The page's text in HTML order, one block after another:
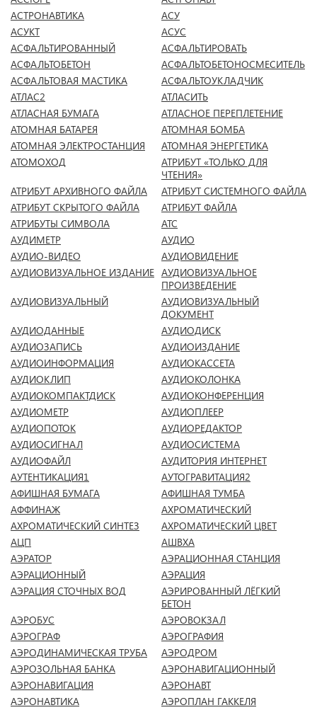
АСТРОНАВТИКА
АСУ
АСУКТ
АСУС
АСФАЛЬТИРОВАННЫЙ
АСФАЛЬТИРОВАТЬ
АСФАЛЬТОБЕТОН
АСФАЛЬТОБЕТОНОСМЕСИТЕЛЬ
АСФАЛЬТОВАЯ МАСТИКА
АСФАЛЬТОУКЛАДЧИК
АТЛАС2
АТЛАСИТЬ
АТЛАСНАЯ БУМАГА
АТЛАСНОЕ ПЕРЕПЛЕТЕНИЕ
АТОМНАЯ БАТАРЕЯ
АТОМНАЯ БОМБА
АТОМНАЯ ЭЛЕКТРОСТАНЦИЯ
АТОМНАЯ ЭНЕРГЕТИКА
АТОМОХОД
АТРИБУТ «ТОЛЬКО ДЛЯ
ЧТЕНИЯ»
АТРИБУТ АРХИВНОГО ФАЙЛА
АТРИБУТ СИСТЕМНОГО ФАЙЛА
АТРИБУТ СКРЫТОГО ФАЙЛА
АТРИБУТ ФАЙЛА
АТРИБУТЫ СИМВОЛА
АТС
АУДИМЕТР
АУДИО
АУДИО-ВИДЕО
АУДИОВИДЕНИЕ
АУДИОВИЗУАЛЬНОЕ ИЗДАНИЕ АУДИОВИЗУАЛЬНОЕ
ПРОИЗВЕДЕНИЕ
АУДИОВИЗУАЛЬНЫЙ
АУДИОВИЗУАЛЬНЫЙ
ДОКУМЕНТ
АУДИОДАННЫЕ
АУДИОДИСК
АУДИОЗАПИСЬ
АУДИОИЗДАНИЕ
АУДИОИНФОРМАЦИЯ
АУДИОКАССЕТА
АУДИОКЛИП
АУДИОКОЛОНКА
АУДИОКОМПАКТДИСК
АУДИОКОНФЕРЕНЦИЯ
АУДИОМЕТР
АУДИОПЛЕЕР
АУДИОПОТОК
АУДИОРЕДАКТОР
АУДИОСИГНАЛ
АУДИОСИСТЕМА
АУДИОФАЙЛ
АУДИТОРИЯ ИНТЕРНЕТ
АУТЕНТИКАЦИЯ1
АУТОГРАВИТАЦИЯ2
АФИШНАЯ БУМАГА
АФИШНАЯ ТУМБА
АФФИНАЖ
АХРОМАТИЧЕСКИЙ
АХРОМАТИЧЕСКИЙ СИНТЕЗ
АХРОМАТИЧЕСКИЙ ЦВЕТ
АЦП
АШВХА
АЭРАТОР
АЭРАЦИОННАЯ СТАНЦИЯ
АЭРАЦИОННЫЙ
АЭРАЦИЯ
АЭРАЦИЯ СТОЧНЫХ ВОД
АЭРИРОВАННЫЙ ЛЁГКИЙ
БЕТОН
АЭРОБУС
АЭРОВОКЗАЛ
АЭРОГРАФ
АЭРОГРАФИЯ
АЭРОДИНАМИЧЕСКАЯ ТРУБА
АЭРОДРОМ
АЭРОЗОЛЬНАЯ БАНКА
АЭРОНАВИГАЦИОННЫЙ
АЭРОНАВИГАЦИЯ
АЭРОНАВТ
АЭРОНАВТИКА
АЭРОПЛАН ГАККЕЛЯ